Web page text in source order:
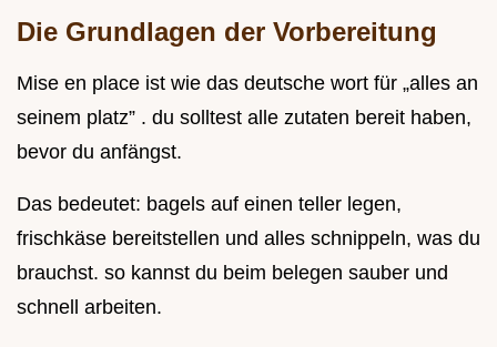
Die Grundlagen der Vorbereitung
Mise en place ist wie das deutsche wort für „alles an
seinem platz” . du solltest alle zutaten bereit haben,
bevor du anfängst.
Das bedeutet: bagels auf einen teller legen,
frischkäse bereitstellen und alles schnippeln, was du
brauchst. so kannst du beim belegen sauber und
schnell arbeiten.